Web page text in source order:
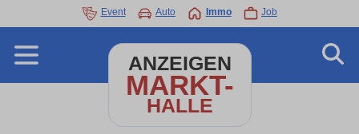
Event Auto Immo Job
ANZEIGEN
MARKT-
HALLE